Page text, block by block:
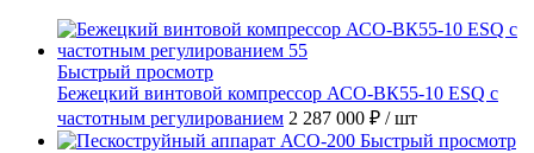
Быстрый просмотр
Бежецкий винтовой компрессор АСО-ВК55-10 ESQ с
частотным регулированием 2 287 000 ₽ / шт
Быстрый просмотр